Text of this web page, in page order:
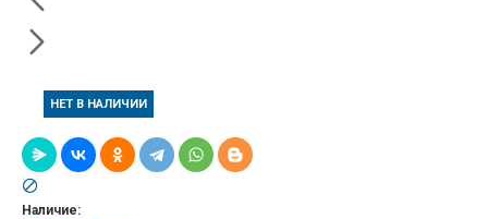
НЕТ В НАЛИЧИИ
Наличие: